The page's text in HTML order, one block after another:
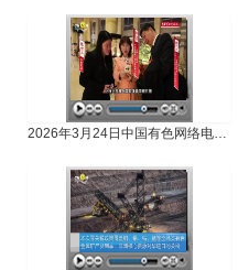
2026年3月24日中国有色网络电视新闻